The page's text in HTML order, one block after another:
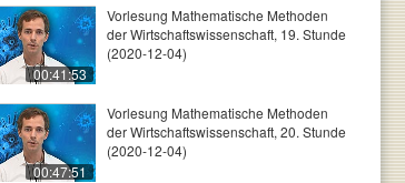
00:41:53
Vorlesung Mathematische Methoden
der Wirtschaftswissenschaft, 19. Stunde
(2020-12-04)
00:47:51
Vorlesung Mathematische Methoden
der Wirtschaftswissenschaft, 20. Stunde
(2020-12-04)